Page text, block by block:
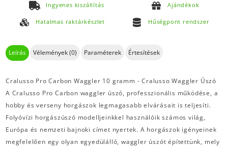
Ingyenes kiszállítás Ajándékok
Hatalmas raktárkészlet Hűségpont rendszer
Leírás Vélemények (0) Paraméterek Értesítések
Cralusso Pro Carbon Waggler 10 gramm - Cralusso Waggler Úszó
A Cralusso Pro Carbon waggler úszó, professzionális működése, a
hobby és verseny horgászok legmagasabb elvárásait is teljesíti.
Folyóvízi horgászúszó modelljeinkkel használóik számos világ,
Európa és nemzeti bajnoki címet nyertek. A horgászok igényeinek
megfelelően egy olyan egyedülálló, waggler úszót építettünk, mely